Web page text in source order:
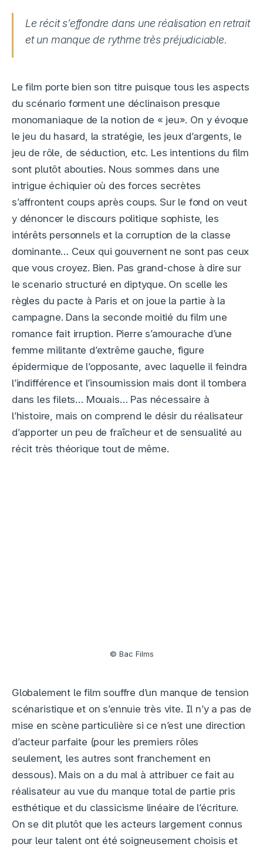
Le récit s’effondre dans une réalisation en retrait
et un manque de rythme très préjudiciable.
Le film porte bien son titre puisque tous les aspects
du scénario forment une déclinaison presque
monomaniaque de la notion de « jeu». On y évoque
le jeu du hasard, la stratégie, les jeux d’argents, le
jeu de rôle, de séduction, etc. Les intentions du film
sont plutôt abouties. Nous sommes dans une
intrigue échiquier où des forces secrètes
s’affrontent coups après coups. Sur le fond on veut
y dénoncer le discours politique sophiste, les
intérêts personnels et la corruption de la classe
dominante… Ceux qui gouvernent ne sont pas ceux
que vous croyez. Bien. Pas grand-chose à dire sur
le scenario structuré en diptyque. On scelle les
règles du pacte à Paris et on joue la partie à la
campagne. Dans la seconde moitié du film une
romance fait irruption. Pierre s’amourache d’une
femme militante d’extrême gauche, figure
épidermique de l’opposante, avec laquelle il feindra
l’indifférence et l’insoumission mais dont il tombera
dans les filets… Mouais… Pas nécessaire à
l’histoire, mais on comprend le désir du réalisateur
d’apporter un peu de fraîcheur et de sensualité au
récit très théorique tout de même.
© Bac Films
Globalement le film souffre d’un manque de tension
scénaristique et on s’ennuie très vite. Il n’y a pas de
mise en scène particulière si ce n’est une direction
d’acteur parfaite (pour les premiers rôles
seulement, les autres sont franchement en
dessous). Mais on a du mal à attribuer ce fait au
réalisateur au vue du manque total de partie pris
esthétique et du classicisme linéaire de l’écriture.
On se dit plutôt que les acteurs largement connus
pour leur talent ont été soigneusement choisis et